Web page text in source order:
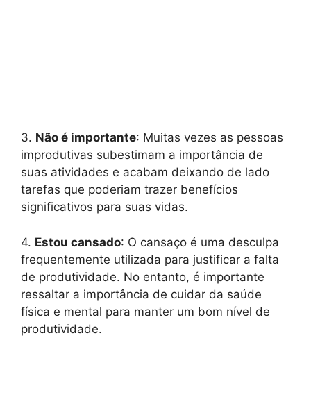
3. Não é importante: Muitas vezes as pessoas
improdutivas subestimam a importância de
suas atividades e acabam deixando de lado
tarefas que poderiam trazer benefícios
significativos para suas vidas.
4. Estou cansado: O cansaço é uma desculpa
frequentemente utilizada para justificar a falta
de produtividade. No entanto, é importante
ressaltar a importância de cuidar da saúde
física e mental para manter um bom nível de
produtividade.